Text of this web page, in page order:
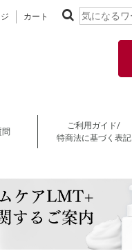
カート
問
ご利用ガイド/
特商法に基づく表記